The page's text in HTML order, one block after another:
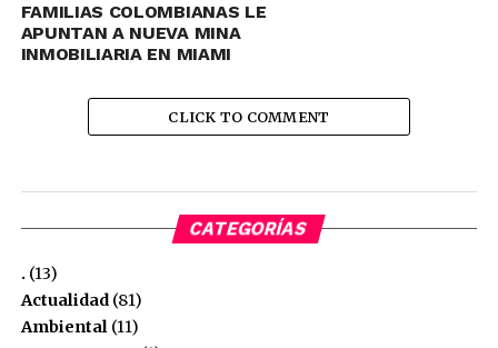
Los asistentes tendrán la oportunidad de adentrarse en
cripto. Ambos expertos compartirán sus conocimientos
sobre las herramientas tecnológicas y las tendencias que
encuentros están diseñados para proporcionar una
Mundo Cripto.
Las temáticas que se abordarán en estos talleres tipo
FAMILIAS COLOMBIANAS LE
APUNTAN A NUEVA MINA
INMOBILIARIA EN MIAMI
CLICK TO COMMENT
CATEGORÍAS
.(13)
Actualidad(81)
Ambiental(11)